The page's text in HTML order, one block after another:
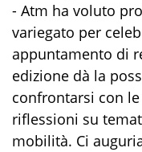
- Atm ha voluto
variegato per
appuntamento di
edizione dà la
confrontarsi con
riflessioni su
mobilità. Ci